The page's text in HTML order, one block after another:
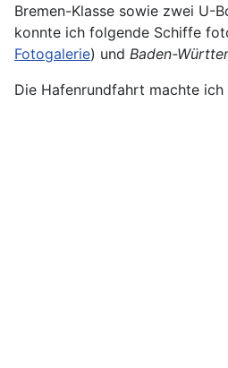
Bremen-Klasse sowie zwei U-
konnte ich folgende Schiffe
Fotogalerie) und Baden-
Die Hafenrundfahrt machte